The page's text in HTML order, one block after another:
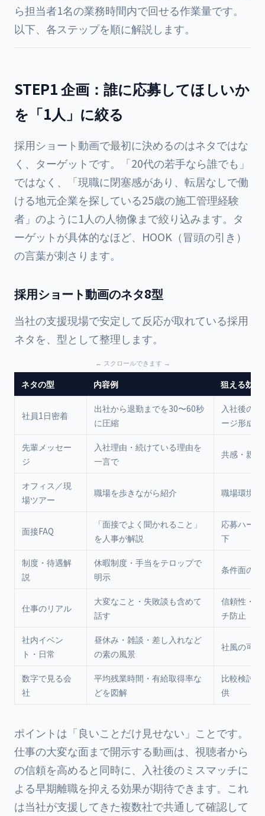
ら担当者1名の業務時間内で回せる作業量です。
以下、各ステップを順に解説します。
STEP1 企画：誰に応募してほしいか
を「1人」に絞る
採用ショート動画で最初に決めるのはネタではな
く、ターゲットです。「20代の若手なら誰でも」
ではなく、「現職に閉塞感があり、転居なしで働
ける地元企業を探している25歳の施工管理経験
者」のように1人の人物像まで絞り込みます。タ
ーゲットが具体的なほど、HOOK（冒頭の引き）
の言葉が刺さります。
採用ショート動画のネタ8型
当社の支援現場で安定して反応が取れている採用
ネタを、型として整理します。
ネタの型 内容例 狙える効果
社員1日密着
出社から退勤までを30〜60秒
に圧縮
入社後の
ージ形成
先輩メッセー
ジ
入社理由・続けている理由を
一言で
共感・親近
オフィス／現
場ツアー
職場を歩きながら紹介 職場環境
面接FAQ
「面接でよく聞かれること」
を人事が解説
応募ハー
下
制度・待遇解
説
休暇制度・手当をテロップで
明示
条件面の
仕事のリアル
大変なこと・失敗談も含めて
話す
信頼性・
チ防止
社内イベン
ト・日常
昼休み・雑談・差し入れなど
の素の風景
社風の可視
数字で見る会
社
平均残業時間・有給取得率な
どを図解
比較検討
供
ポイントは「良いことだけ見せない」ことです。
仕事の大変な面まで開示する動画は、視聴者から
の信頼を高めると同時に、入社後のミスマッチに
よる早期離職を抑える効果が期待できます。これ
は当社が支援してきた複数社で共通して確認して